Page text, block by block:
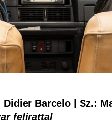
Barcelo | Sz.:
felirattal